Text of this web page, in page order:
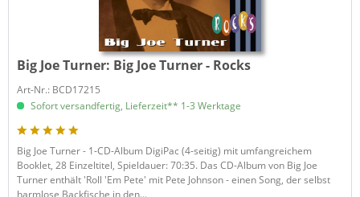
Big Joe Turner: Big Joe Turner - Rocks
Art-Nr.: BCD17215
Sofort versandfertig, Lieferzeit** 1-3 Werktage
Big Joe Turner - 1-CD-Album DigiPac (4-seitig) mit umfangreichem
Booklet, 28 Einzeltitel, Spieldauer: 70:35. Das CD-Album von Big Joe
Turner enthält 'Roll 'Em Pete' mit Pete Johnson - einen Song, der selbst
harmlose Backfische in den...